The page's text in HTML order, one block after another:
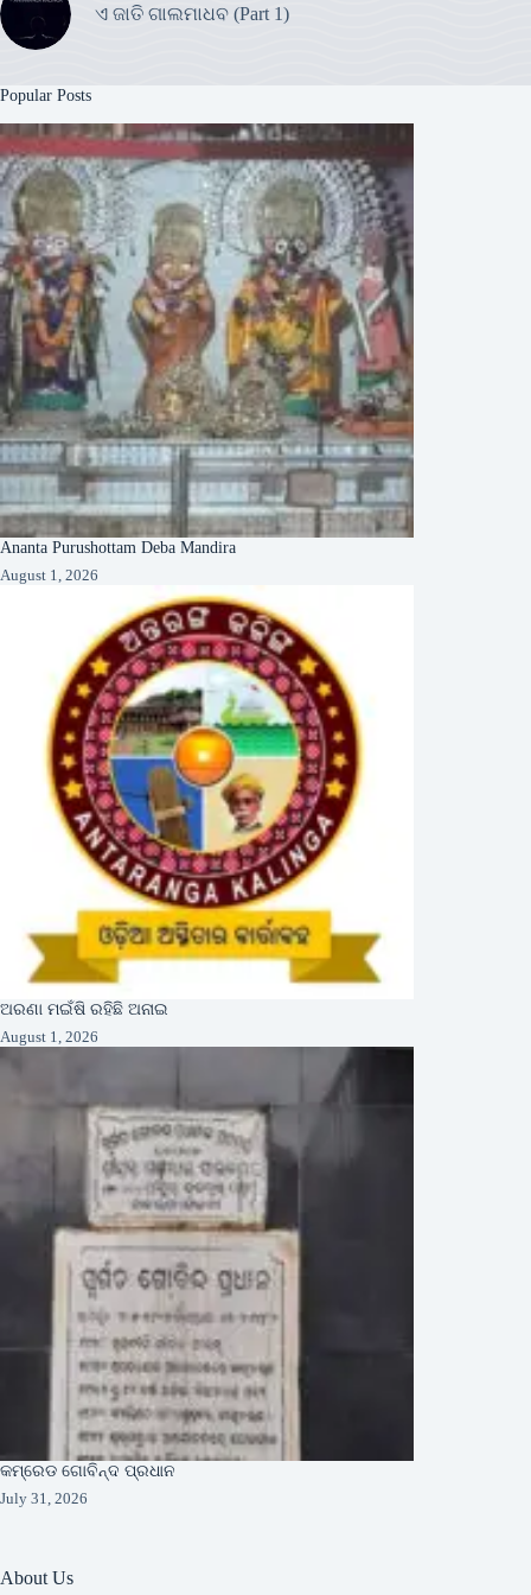
ଏ ଜାତି ଗାଲମାଧବ (Part 1)
Popular Posts
Ananta Purushottam Deba Mandira
August 1, 2026
ଅରଣା ମଇଁଷି ରହିଛି ଅନାଇ
August 1, 2026
କମ୍ରେଡ ଗୋବିନ୍ଦ ପ୍ରଧାନ
July 31, 2026
About Us